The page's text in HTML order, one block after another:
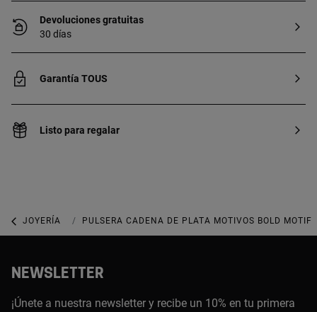
Devoluciones gratuitas
30 días
Garantía TOUS
Listo para regalar
JOYERÍA JOYAS DE PLATA 925
PULSERA CADENA DE PLATA MOTIVOS BOLD MOTIF
NEWSLETTER
¡Únete a nuestra newsletter y recibe un 10% en tu primera